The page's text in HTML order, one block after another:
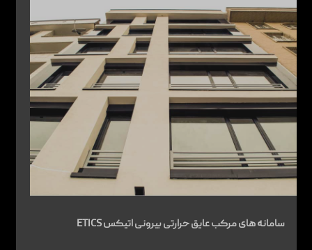
سامانه های مرکب عایق حرارتی بیرونی اتیکس ETICS